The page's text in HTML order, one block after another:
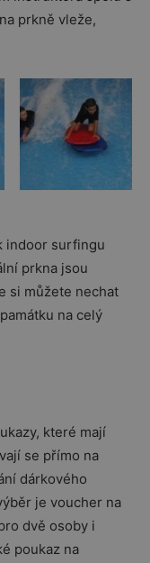
prkně vleže,
indoor surfingu
prkna jsou
si můžete nechat
na celý
které mají
se přímo na
dárkového
je voucher na
dvě osoby i
poukaz na